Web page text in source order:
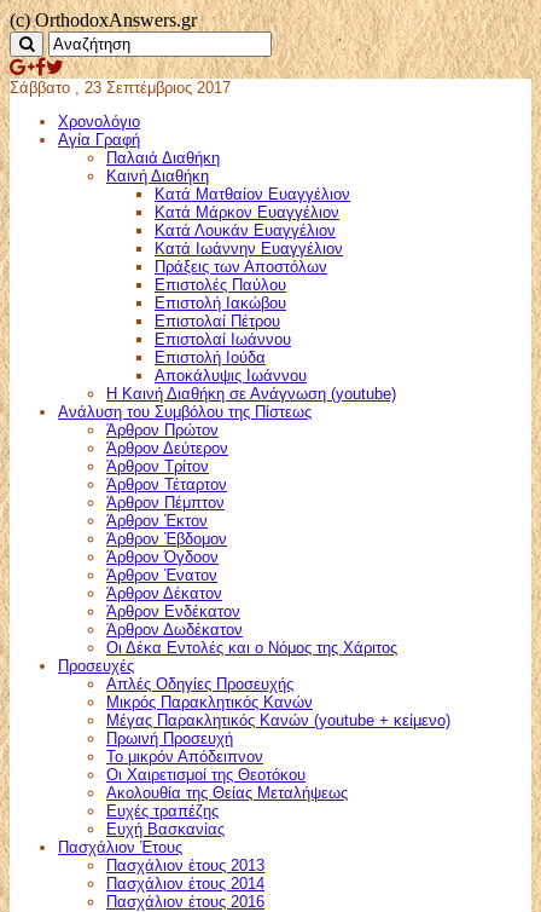
(c) OrthodoxAnswers.gr
Σάββατο , 23 Σεπτέμβριος 2017
Χρονολόγιο
Αγία Γραφή
Παλαιά Διαθήκη
Καινή Διαθήκη
Κατά Ματθαίον Ευαγγέλιον
Κατά Μάρκον Ευαγγέλιον
Κατά Λουκάν Ευαγγέλιον
Κατά Ιωάννην Ευαγγέλιον
Πράξεις των Αποστόλων
Επιστολές Παύλου
Επιστολή Ιακώβου
Επιστολαί Πέτρου
Επιστολαί Ιωάννου
Επιστολή Ιούδα
Αποκάλυψις Ιωάννου
Η Καινή Διαθήκη σε Ανάγνωση (youtube)
Ανάλυση του Συμβόλου της Πίστεως
Άρθρον Πρώτον
Άρθρον Δεύτερον
Άρθρον Τρίτον
Άρθρον Τέταρτον
Άρθρον Πέμπτον
Άρθρον Έκτον
Άρθρον Έβδομον
Άρθρον Όγδοον
Άρθρον Ένατον
Άρθρον Δέκατον
Άρθρον Ενδέκατον
Άρθρον Δωδέκατον
Οι Δέκα Εντολές και ο Νόμος της Χάριτος
Προσευχές
Απλές Οδηγίες Προσευχής
Μικρός Παρακλητικός Κανών
Μέγας Παρακλητικός Κανών (youtube + κείμενο)
Πρωινή Προσευχή
Το μικρόν Απόδειπνον
Οι Χαιρετισμοί της Θεοτόκου
Ακολουθία της Θείας Μεταλήψεως
Ευχές τραπέζης
Ευχή Βασκανίας
Πασχάλιον Έτους
Πασχάλιον έτους 2013
Πασχάλιον έτους 2014
Πασχάλιον έτους 2016